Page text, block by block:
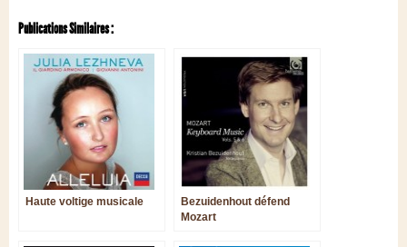
Publications Similaires :
Haute voltige musicale
Bezuidenhout défend
Mozart